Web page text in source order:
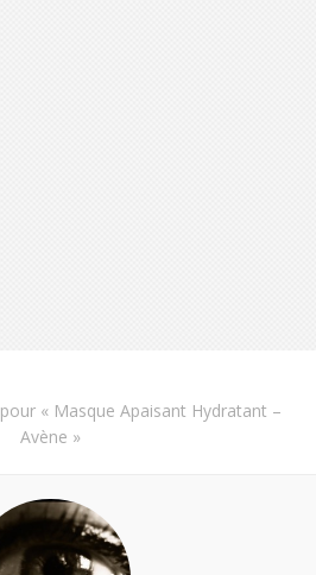
pour « Masque Apaisant Hydratant –
Avène »